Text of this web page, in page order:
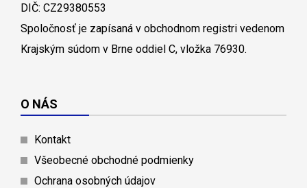
DIČ: CZ29380553
Spoločnosť je zapísaná v obchodnom registri vedenom
Krajským súdom v Brne oddiel C, vložka 76930.
O NÁS
Kontakt
Všeobecné obchodné podmienky
Ochrana osobných údajov